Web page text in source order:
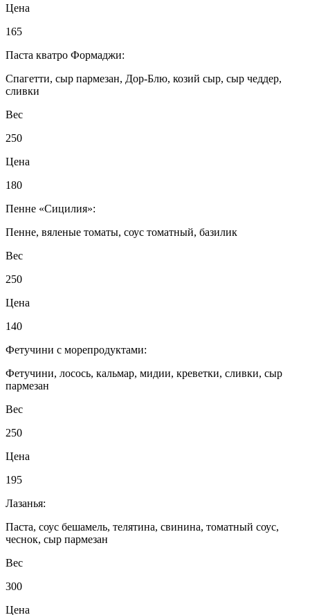
Цена
165
Паста кватро Формаджи:
Спагетти, сыр пармезан, Дор-Блю, козий сыр, сыр чеддер,
сливки
Вес
250
Цена
180
Пенне «Сицилия»:
Пенне, вяленые томаты, соус томатный, базилик
Вес
250
Цена
140
Фетучини с морепродуктами:
Фетучини, лосось, кальмар, мидии, креветки, сливки, сыр
пармезан
Вес
250
Цена
195
Лазанья:
Паста, соус бешамель, телятина, свинина, томатный соус,
чеснок, сыр пармезан
Вес
300
Цена